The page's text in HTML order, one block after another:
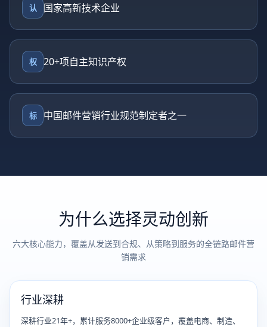
认 国家高新技术企业
权 20+项自主知识产权
标 中国邮件营销行业规范制定者之一
为什么选择灵动创新
六大核心能力，覆盖从发送到合规、从策略到服务的全链路邮件营
销需求
行业深耕
深耕行业21年+，累计服务8000+企业级客户，覆盖电商、制造、